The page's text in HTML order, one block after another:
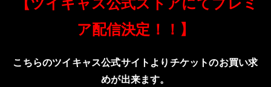
ア配信決定！！】
こちらのツイキャス公式サイトよりチケットのお買い求
めが出来ます。